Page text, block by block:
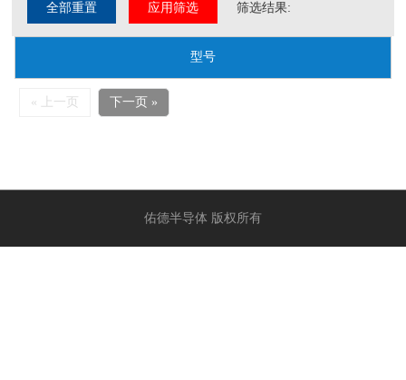
全部重置 应用筛选 筛选结果:
型号
« 上一页 下一页 »
佑德半导体 版权所有